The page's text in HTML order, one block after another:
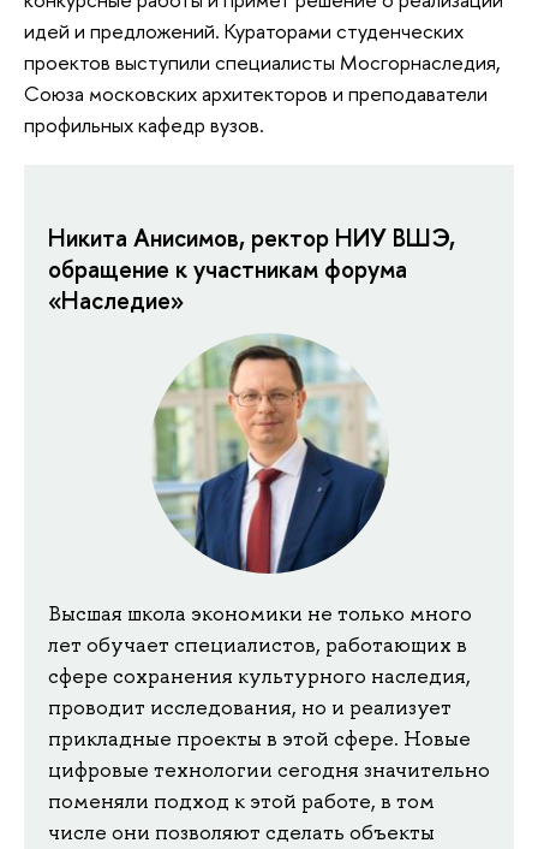
идей и предложений. Кураторами студенческих
проектов выступили специалисты Мосгорнаследия,
Союза московских архитекторов и преподаватели
профильных кафедр вузов.
Никита Анисимов, ректор НИУ ВШЭ,
обращение к участникам форума
«Наследие»
Высшая школа экономики не только много
лет обучает специалистов, работающих в
сфере сохранения культурного наследия,
проводит исследования, но и реализует
прикладные проекты в этой сфере. Новые
цифровые технологии сегодня значительно
поменяли подход к этой работе, в том
числе они позволяют сделать объекты